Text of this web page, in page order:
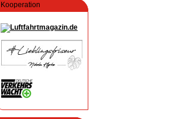
Kooperation